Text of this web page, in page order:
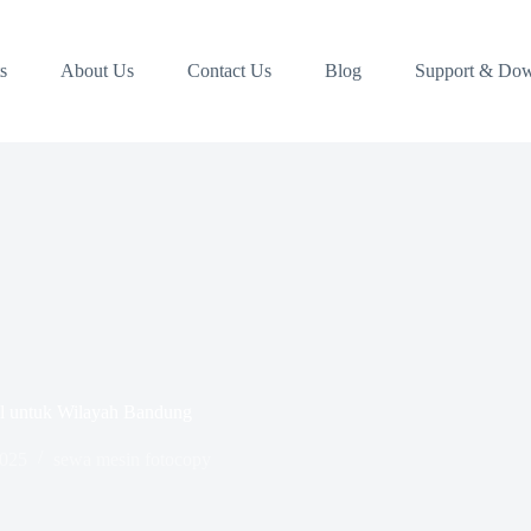
About Us Contact Us Blog Support &